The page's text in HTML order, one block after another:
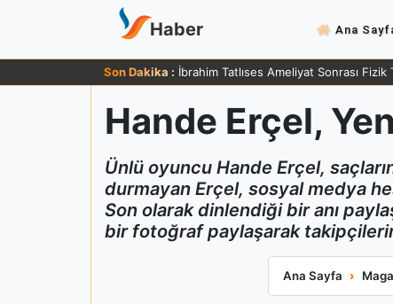
Haber Ana
Son Dakika : İbrahim Tatlıses Ameliyat Sonrası Fizik
Hande Erçel,
Ünlü oyuncu Hande Erçel,
durmayan Erçel, sosyal medya
Son olarak dinlendiği bir anı
bir fotoğraf paylaşarak
Ana Sayfa
Hande Erçel,